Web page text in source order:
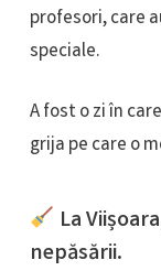
profesori, care
speciale.
A fost o zi în
grija pe care o
La
nepăsării.